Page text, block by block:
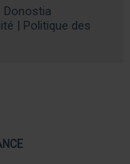
Politique des